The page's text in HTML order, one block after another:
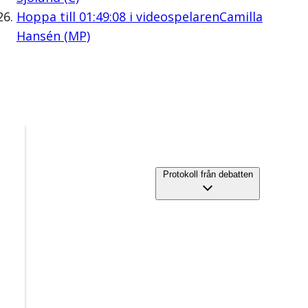
Hoppa till 01:49:08i videospelarenCamilla
Hansén (MP)
Protokoll från debatten